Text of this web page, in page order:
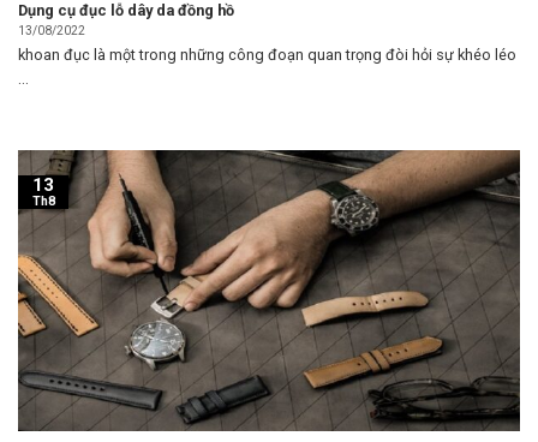
Dụng cụ đục lỗ dây da đồng hồ
13/08/2022
khoan đục là một trong những công đoạn quan trọng đòi hỏi sự khéo léo
13
Th8